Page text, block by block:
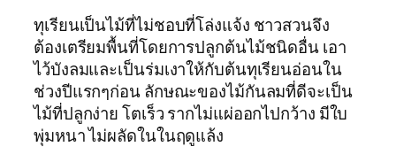
ทุเรียนเป็นไม้ที่ไม่ชอบที่โล่งแจ้ง ชาวสวนจึง
ต้องเตรียมพื้นที่โดยการปลูกต้นไม้ชนิดอื่น เอา
ไว้บังลมและเป็นร่มเงาให้กับต้นทุเรียนอ่อนใน
ช่วงปีแรกๆก่อน ลักษณะของไม้กันลมที่ดีจะเป็น
ไม้ที่ปลูกง่าย โตเร็ว รากไม่แผ่ออกไปกว้าง มีใบ
พุ่มหนา ไม่ผลัดในในฤดูแล้ง